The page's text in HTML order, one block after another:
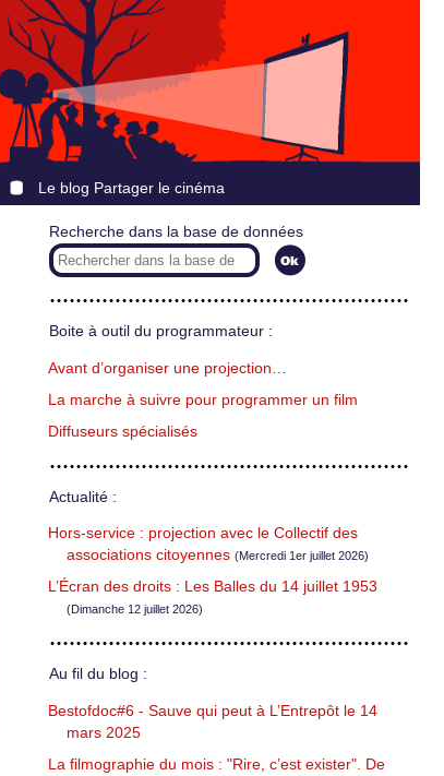
Le blog Partager le cinéma
Recherche dans la base de données
Boite à outil du programmateur :
Avant d’organiser une projection…
La marche à suivre pour programmer un film
Diffuseurs spécialisés
Actualité :
Hors-service : projection avec le Collectif des
associations citoyennes (Mercredi 1er juillet 2026)
L’Écran des droits : Les Balles du 14 juillet 1953
(Dimanche 12 juillet 2026)
Au fil du blog :
Bestofdoc#6 - Sauve qui peut à L’Entrepôt le 14
mars 2025
La filmographie du mois : "Rire, c’est exister". De